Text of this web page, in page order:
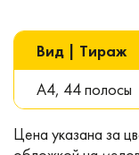
Вид | Тираж
А4, 44 полосы
Цена указана за